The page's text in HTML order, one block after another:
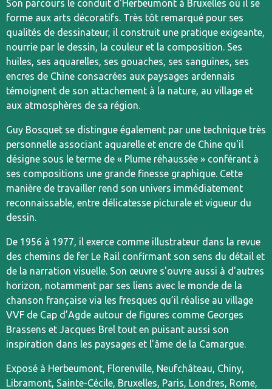
Son parcours le conduit d'Herbeumont à Bruxelles où il se
forme aux arts décoratifs. Très tôt remarqué pour ses
qualités de dessinateur, il construit une pratique exigeante,
nourrie par le dessin, la couleur et la composition. Ses
huiles, ses aquarelles, ses gouaches, ses sanguines, ses
encres de Chine consacrées aux paysages ardennais
témoignent de son attachement à la nature, au village et
aux atmosphères de sa région.
Guy Bosquet se distingue également par une technique très
personnelle associant aquarelle et encre de Chine qu'il
désigne sous le terme de « Plume réhaussée » conférant à
ses compositions une grande finesse graphique. Cette
manière de travailler rend son univers immédiatement
reconnaissable, entre délicatesse picturale et vigueur du
dessin.
De 1956 à 1977, il exerce comme illustrateur dans la revue
des chemins de fer Le Rail confirmant son sens du détail et
de la narration visuelle. Son œuvre s'ouvre aussi à d'autres
horizon, notamment par ses liens avec le monde de la
chanson française via les fresques qu’il réalise au village
VVF de Cap d’Agde autour de figures comme Georges
Brassens et Jacques Brel tout en puisant aussi son
inspiration dans les paysages et l'âme de la Camargue.
Exposé à Herbeumont, Florenville, Neufchâteau, Chiny,
Libramont, Sainte-Cécile, Bruxelles, Paris, Londres, Rome,